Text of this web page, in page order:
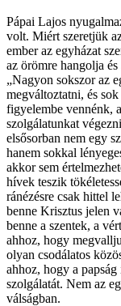
Pápai Lajos
volt. Miért szeretjük
ember az egyházat
az örömre hangolja
„Nagyon sokszor az
megváltoztatni, és
figyelembe vennénk,
szolgálatunkat
elsősorban nem egy
hanem sokkal
akkor sem
hívek teszik
ránézésre csak hittel
benne Krisztus jelen
benne a szentek, a
ahhoz, hogy
olyan csodálatos
ahhoz, hogy a
szolgálatát. Nem az
válságban.